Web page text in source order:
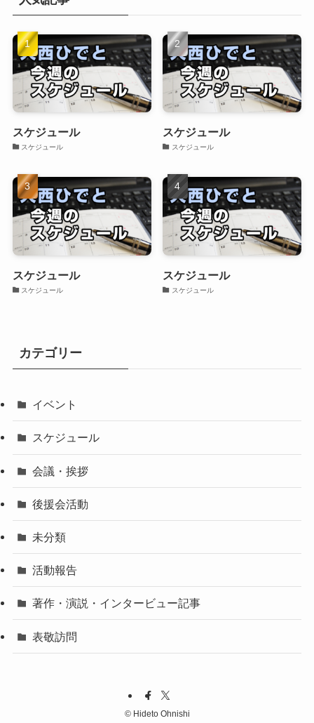
スケジュール
スケジュール
スケジュール
スケジュール
スケジュール
スケジュール
スケジュール
スケジュール
カテゴリー
イベント
スケジュール
会議・挨拶
後援会活動
未分類
活動報告
著作・演説・インタービュー記事
表敬訪問
©Hideto Ohnishi